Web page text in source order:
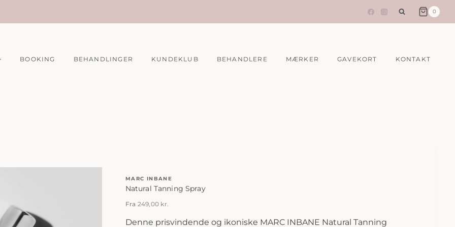
0
BOOKING BEHANDLINGER KUNDEKLUB BEHANDLERE MÆRKER GAVEKORT KONTAKT
MARC INBANE
Natural Tanning Spray
Fra 249,00 kr.
Denne prisvindende og ikoniske MARC INBANE Natural Tanning